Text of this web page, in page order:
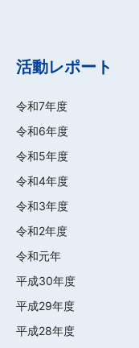
活動レポート
令和7年度
令和6年度
令和5年度
令和4年度
令和3年度
令和2年度
令和元年
平成30年度
平成29年度
平成28年度